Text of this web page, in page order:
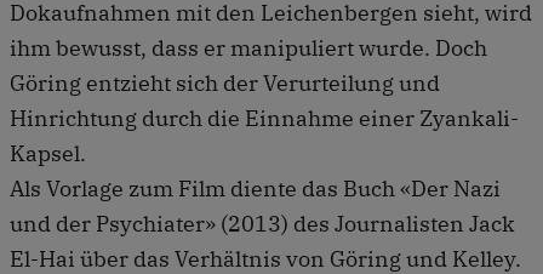
Dokaufnahmen mit den Leichenbergen sieht, wird
ihm bewusst, dass er manipuliert wurde. Doch
Göring entzieht sich der Verurteilung und
Hinrichtung durch die Einnahme einer Zyankali-
Kapsel.
Als Vorlage zum Film diente das Buch «Der Nazi
und der Psychiater» (2013) des Journalisten Jack
El-Hai über das Verhältnis von Göring und Kelley.